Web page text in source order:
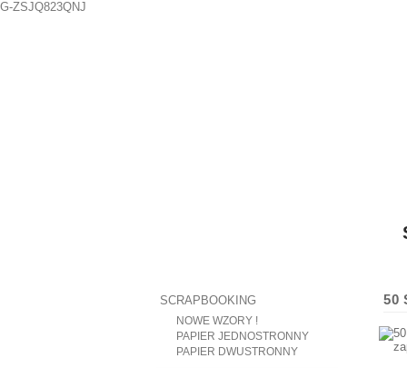
G-ZSJQ823QNJ
SCRAPBOOKING
NOWE WZORY !
PAPIER JEDNOSTRONNY
PAPIER DWUSTRONNY
50